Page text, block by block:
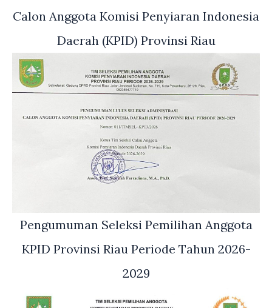
Calon Anggota Komisi Penyiaran Indonesia
Daerah (KPID) Provinsi Riau
Pengumuman Seleksi Pemilihan Anggota
KPID Provinsi Riau Periode Tahun 2026-
2029